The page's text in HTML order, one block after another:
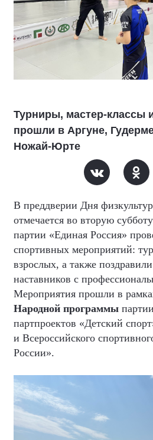
Турниры, мастер-классы
прошли в Аргуне,
Ножай-Юрте
В преддверии Дня
отмечается во вторую
партии «Единая Россия»
спортивных мероприятий:
взрослых, а также
наставников с
Мероприятия прошли в
Народной программы
партпроектов «Детский
и Всероссийского
России».